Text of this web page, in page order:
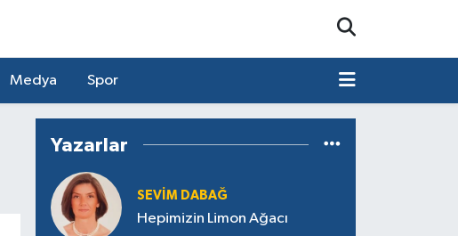
Medya Spor
Yazarlar
SEVIM DABAĞ
Hepimizin Limon Ağacı